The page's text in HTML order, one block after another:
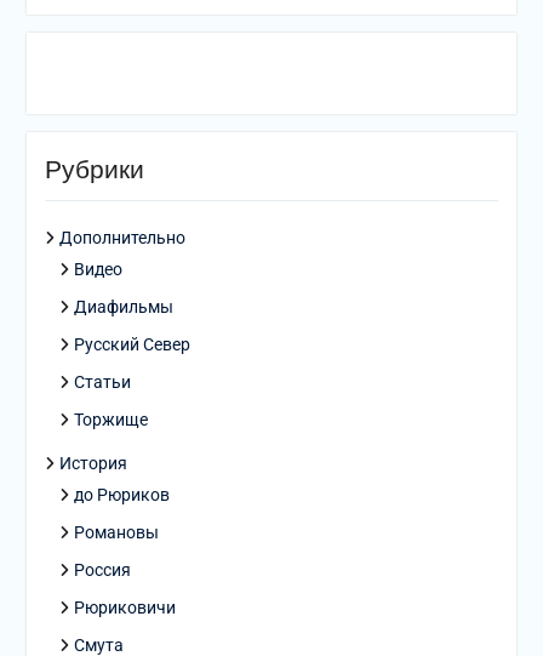
Рубрики
Дополнительно
Видео
Диафильмы
Русский Север
Статьи
Торжище
История
до Рюриков
Романовы
Россия
Рюриковичи
Смута